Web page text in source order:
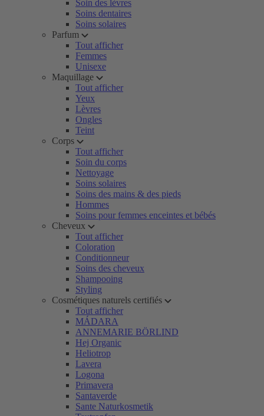
Soin des lèvres
Soins dentaires
Soins solaires
Parfum
Tout afficher
Femmes
Unisexe
Maquillage
Tout afficher
Yeux
Lèvres
Ongles
Teint
Corps
Tout afficher
Soin du corps
Nettoyage
Soins solaires
Soins des mains & des pieds
Hommes
Soins pour femmes enceintes et bébés
Cheveux
Tout afficher
Coloration
Conditionneur
Soins des cheveux
Shampooing
Styling
Cosmétiques naturels certifiés
Tout afficher
MÁDARA
ANNEMARIE BÖRLIND
Hej Organic
Heliotrop
Lavera
Logona
Primavera
Santaverde
Sante Naturkosmetik